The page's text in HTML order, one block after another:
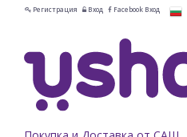
Регистрация Вход Facebook Вход